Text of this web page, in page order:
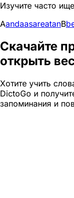
Изучите часто
AandaasareatanB
Скачайте
открыть
Хотите учить
DictoGo и
запоминания и